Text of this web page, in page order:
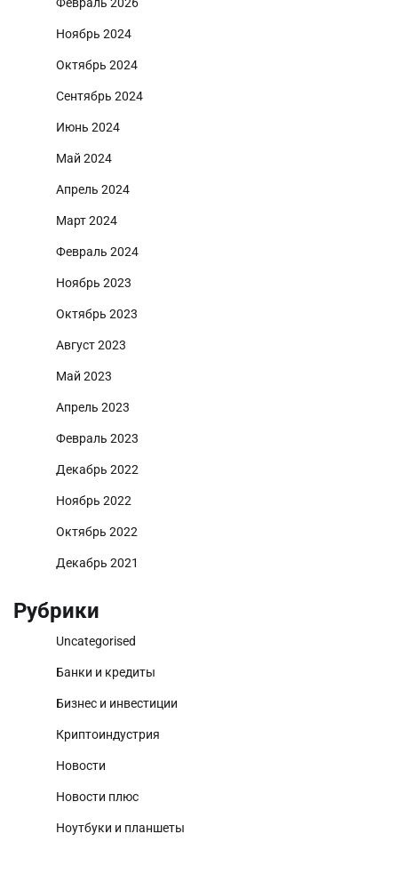
Ноябрь 2024
Октябрь 2024
Сентябрь 2024
Июнь 2024
Май 2024
Апрель 2024
Март 2024
Февраль 2024
Ноябрь 2023
Октябрь 2023
Август 2023
Май 2023
Апрель 2023
Февраль 2023
Декабрь 2022
Ноябрь 2022
Октябрь 2022
Декабрь 2021
Рубрики
Uncategorised
Банки и кредиты
Бизнес и инвестиции
Криптоиндустрия
Новости
Новости плюс
Ноутбуки и планшеты